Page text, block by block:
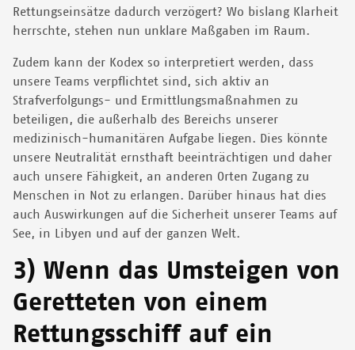
Rettungseinsätze dadurch verzögert? Wo bislang Klarheit
herrschte, stehen nun unklare Maßgaben im Raum.
Zudem kann der Kodex so interpretiert werden, dass
unsere Teams verpflichtet sind, sich aktiv an
Strafverfolgungs- und Ermittlungsmaßnahmen zu
beteiligen, die außerhalb des Bereichs unserer
medizinisch-humanitären Aufgabe liegen. Dies könnte
unsere Neutralität ernsthaft beeinträchtigen und daher
auch unsere Fähigkeit, an anderen Orten Zugang zu
Menschen in Not zu erlangen. Darüber hinaus hat dies
auch Auswirkungen auf die Sicherheit unserer Teams auf
See, in Libyen und auf der ganzen Welt.
3) Wenn das Umsteigen von
Geretteten von einem
Rettungsschiff auf ein